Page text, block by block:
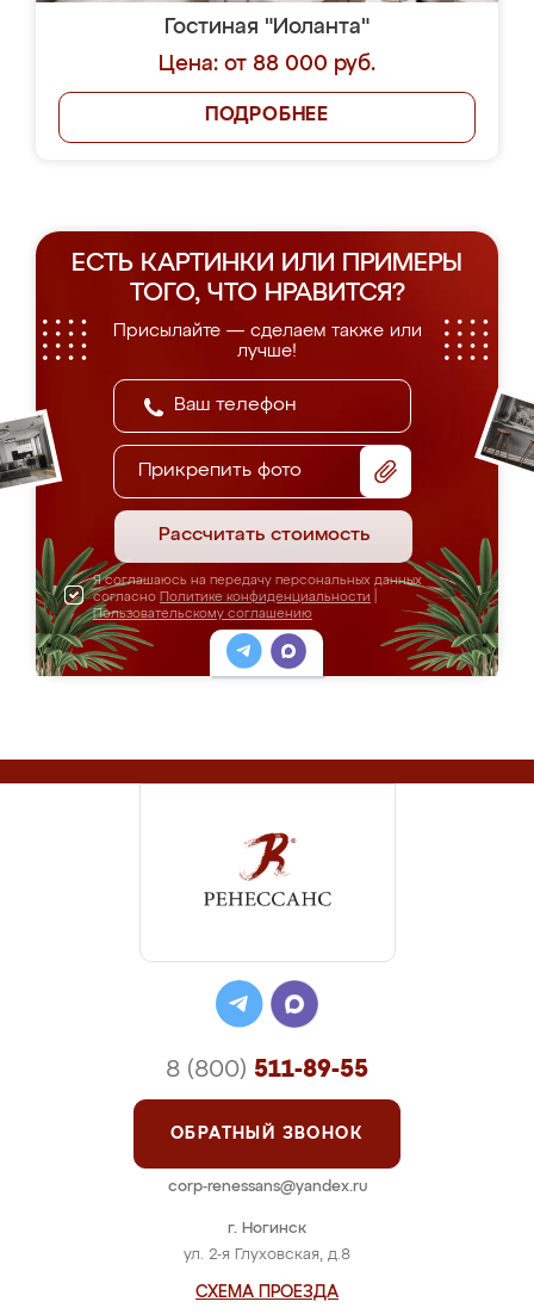
Гостиная "Иоланта"
Цена: от 88 000 руб.
ПОДРОБНЕЕ
ЕСТЬ КАРТИНКИ ИЛИ ПРИМЕРЫ
ТОГО, ЧТО НРАВИТСЯ?
Присылайте — сделаем также или
лучше!
Прикрепить фото
Рассчитать стоимость
Я соглашаюсь на передачу персональных данных
согласно Политике конфиденциальности
Пользовательскому соглашению
г. Ногинск
ул. 2-я Глуховская, д.8
СХЕМА ПРОЕЗДА
8 (800) 511-89-55
ОБРАТНЫЙ ЗВОНОК
corp-renessans@yandex.ru